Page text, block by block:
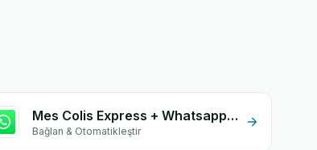
Mes Colis Express + Whatsapp API
Bağlan & Otomatikleştir